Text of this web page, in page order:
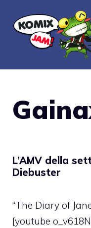
contenuto
L’AMV della
Diebuster
“The Diary of
[youtube